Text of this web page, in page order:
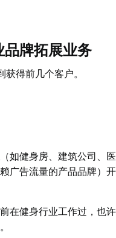
牌拓展业务
得前几个客户。
（如健身房、建筑公司、医
赖广告流量的产品品牌）开
在健身行业工作过，也许